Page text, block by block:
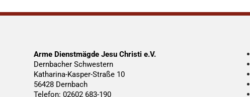
Arme Dienstmägde Jesu Christi e.V.
Dernbacher Schwestern
Katharina-Kasper-Straße 10
56428 Dernbach
Telefon: 02602 683-190